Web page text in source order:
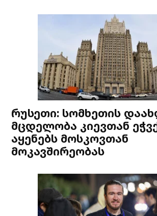
რუსეთი: სომხეთის
მცდელობა კიევთან
აყენებს მოსკოვთან
მოკავშირეობას